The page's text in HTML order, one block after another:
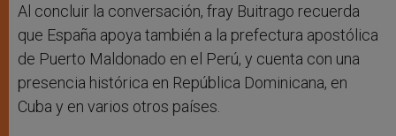
Al concluir la conversación, fray Buitrago recuerda
que España apoya también a la prefectura apostólica
de Puerto Maldonado en el Perú, y cuenta con una
presencia histórica en República Dominicana, en
Cuba y en varios otros países.